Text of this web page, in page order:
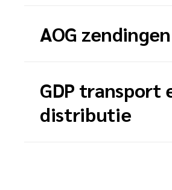
AOG zendingen
GDP transport
distributie